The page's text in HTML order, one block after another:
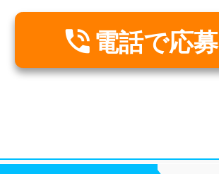
 電話で応募